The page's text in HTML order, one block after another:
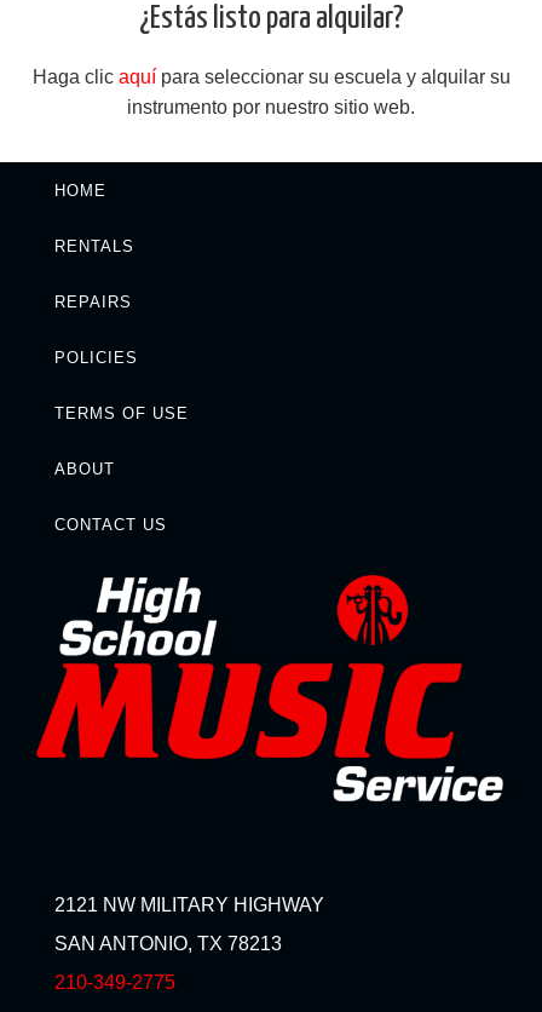
¿Estás listo para alquilar?
Haga clic aquípara seleccionar su escuela y alquilar su
instrumento por nuestro sitio web.
HOME
RENTALS
REPAIRS
POLICIES
TERMS OF USE
ABOUT
CONTACT US
2121 NW MILITARY HIGHWAY
SAN ANTONIO, TX 78213
210-349-2775